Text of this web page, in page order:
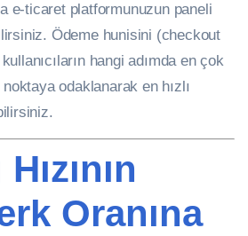
e-ticaret platformunuzun paneli
Ödeme hunisini (checkout
hangi adımda en çok
noktaya odaklanarak en hızlı
Oranına